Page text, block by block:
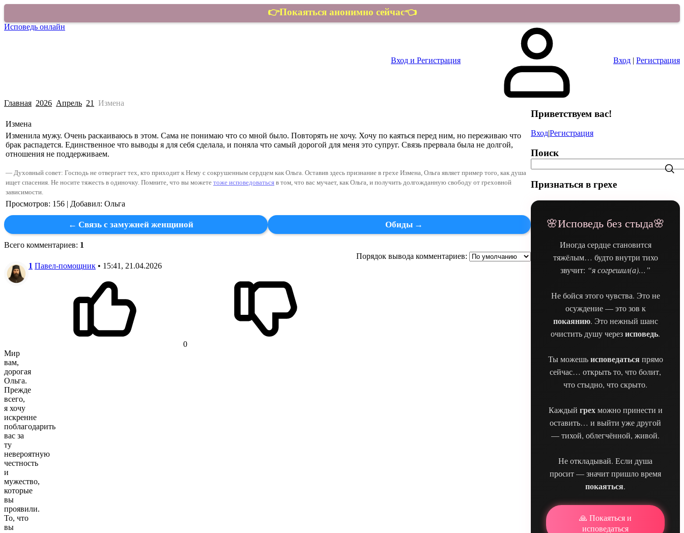
👉Покаяться анонимно сейчас👈
Исповедь онлайн
Вход и Регистрация Вход | Регистрация
Главная 2026 Апрель 21 Измена
Измена
Изменила мужу. Очень раскаиваюсь в этом. Сама не понимаю что со мной было. Повторять не хочу. Хочу по каяться перед ним, но переживаю что
брак распадется. Единственное что выводы я для себя сделала, и поняла что самый дорогой для меня это супруг. Связь прервала была не долгой,
отношения не поддерживаем.
— Духовный совет: Господь не отвергает тех, кто приходит к Нему с сокрушенным сердцем как Ольга. Оставив здесь признание в грехе Измена, Ольга являет пример того, как душа
ищет спасения. Не носите тяжесть в одиночку. Помните, что вы можете тоже исповедоваться в том, что вас мучает, как Ольга, и получить долгожданную свободу от греховной
зависимости.
Просмотров: 156 | Добавил: Ольга
Связь с замужней женщиной Обиды
Всего комментариев: 1
Порядок вывода комментариев:
1 Павел-помощник • 15:41, 21.04.2026
0
Мир
вам,
дорогая
Ольга.
Прежде
всего,
я хочу
искренне
поблагодарить
вас за
ту
невероятную
честность
и
мужество,
которые
вы
проявили.
То, что
вы
Приветствуем вас!
Вход|Регистрация
Поиск
Признаться в грехе
🌸Исповедь без стыда🌸
Иногда сердце становится
тяжёлым… будто внутри тихо
звучит: “я согрешил(а)…”
Не бойся этого чувства. Это не
осуждение — это зов к
покаянию. Это нежный шанс
очистить душу черезисповедь.
Ты можешьисповедатьсяпрямо
сейчас… открыть то, что болит,
что стыдно, что скрыто.
Каждый грехможно принести и
оставить… и выйти уже другой
— тихой, облегчённой, живой.
Не откладывай. Если душа
просит — значит пришло время
покаяться.
🙏 Покаяться и
исповедаться